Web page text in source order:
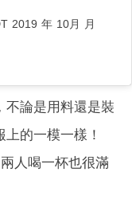
2019 年 10月 月
不論是用料還是裝
的一模一樣！
人喝一杯也很滿